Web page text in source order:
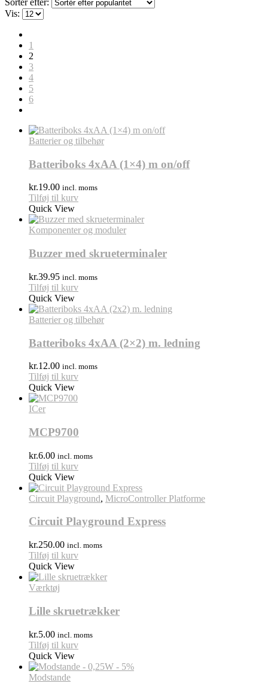
Sortér efter:
Vis:
1
2
3
4
5
6
Batterier og tilbehør
Batteriboks 4xAA (1×4) m on/off
kr.19.00 incl. moms
Tilføj til kurv
Quick View
Komponenter og moduler
Buzzer med skrueterminaler
kr.39.95 incl. moms
Tilføj til kurv
Quick View
Batterier og tilbehør
Batteriboks 4xAA (2×2) m. ledning
kr.12.00 incl. moms
Tilføj til kurv
Quick View
ICer
MCP9700
kr.6.00 incl. moms
Tilføj til kurv
Quick View
Circuit Playground, MicroController Platforme
Circuit Playground Express
kr.250.00 incl. moms
Tilføj til kurv
Quick View
Værktøj
Lille skruetrækker
kr.5.00 incl. moms
Tilføj til kurv
Quick View
Modstande